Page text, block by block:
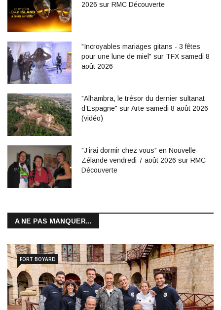
2026 sur RMC Découverte
"Incroyables mariages gitans - 3 fêtes
pour une lune de miel" sur TFX samedi 8
août 2026
"Alhambra, le trésor du dernier sultanat
d’Espagne" sur Arte samedi 8 août 2026
(vidéo)
"J’irai dormir chez vous" en Nouvelle-
Zélande vendredi 7 août 2026 sur RMC
Découverte
A NE PAS MANQUER...
FORT BOYARD